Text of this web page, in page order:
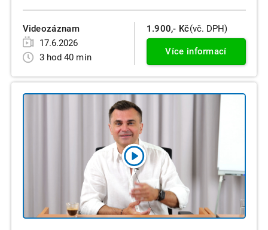
Videozáznam
17.6.2026
3 hod 40 min
1.900,- Kč(vč. DPH)
Více informací